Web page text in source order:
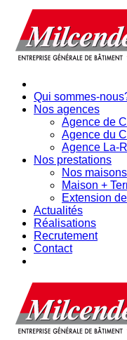
Qui sommes-
Nos agences
Agence de
Agence du
Agence La-
Nos prestations
Nos maisons
Maison +
Extension
Actualités
Réalisations
Recrutement
Contact